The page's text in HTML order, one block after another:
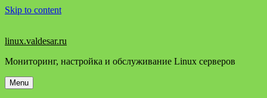
Skip to content
linux.valdesar.ru
Мониторинг, настройка и обслуживание Linux серверов
Menu